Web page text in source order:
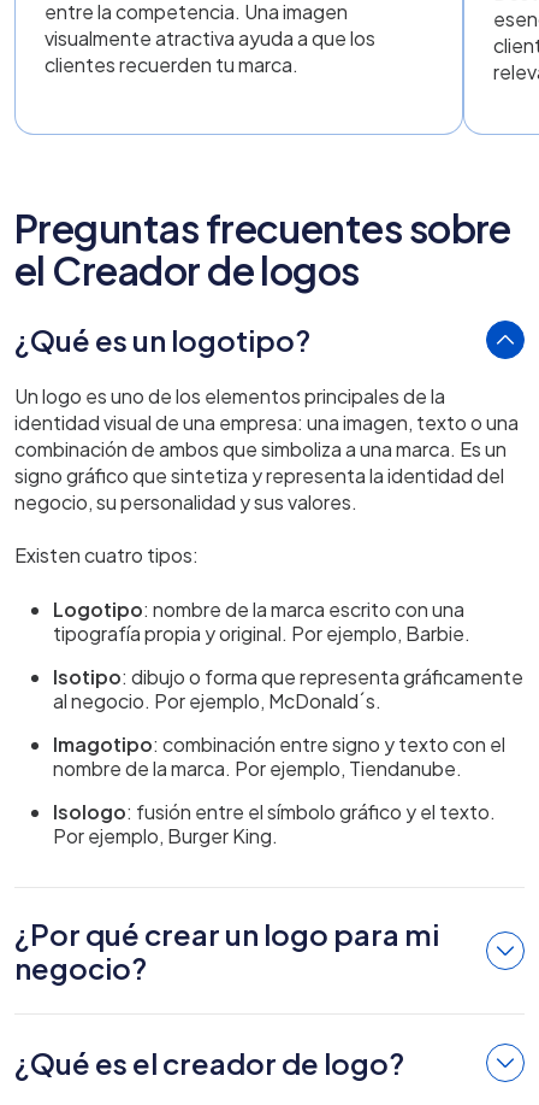
entre la competencia. Una imagen
visualmente atractiva ayuda a que los
clientes recuerden tu marca.
Preguntas frecuentes sobre
el Creador de logos
¿Qué es un logotipo?
Un logo es uno de los elementos principales de la
identidad visual de una empresa: una imagen, texto o una
combinación de ambos que simboliza a una marca. Es un
signo gráfico que sintetiza y representa la identidad del
negocio, su personalidad y sus valores.
Existen cuatro tipos:
Logotipo: nombre de la marca escrito con una
tipografía propia y original. Por ejemplo, Barbie.
Isotipo: dibujo o forma que representa gráficamente
al negocio. Por ejemplo, McDonald´s.
Imagotipo: combinación entre signo y texto con el
nombre de la marca. Por ejemplo, Tiendanube.
Isologo: fusión entre el símbolo gráfico y el texto.
Por ejemplo, Burger King.
¿Por qué crear un logo para mi
negocio?
¿Qué es el creador de logo?